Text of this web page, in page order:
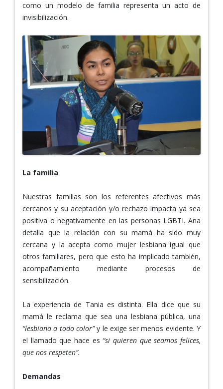
como un modelo de familia representa un acto de
invisibilización.
La familia
Nuestras familias son los referentes afectivos más
cercanos y su aceptación y/o rechazo impacta ya sea
positiva o negativamente en las personas LGBTI. Ana
detalla que la relación con su mamá ha sido muy
cercana y la acepta como mujer lesbiana igual que
otros familiares, pero que esto ha implicado también,
acompañamiento mediante procesos de
sensibilización.
La experiencia de Tania es distinta. Ella dice que su
mamá le reclama que sea una lesbiana pública, una
“lesbiana a todo color”y le exige ser menos evidente. Y
el llamado que hace es “si quieren que seamos felices,
que nos respeten”.
Demandas